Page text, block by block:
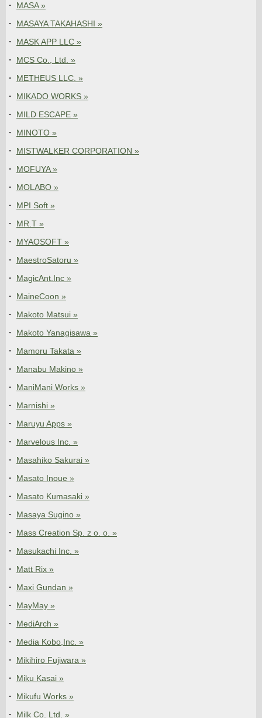
MASA »
MASAYA TAKAHASHI »
MASK APP LLC »
MCS Co., Ltd. »
METHEUS LLC. »
MIKADO WORKS »
MILD ESCAPE »
MINOTO »
MISTWALKER CORPORATION »
MOFUYA »
MOLABO »
MPI Soft »
MR.T »
MYAOSOFT »
MaestroSatoru »
MagicAnt.Inc »
MaineCoon »
Makoto Matsui »
Makoto Yanagisawa »
Mamoru Takata »
Manabu Makino »
ManiMani Works »
Marnishi »
Maruyu Apps »
Marvelous Inc. »
Masahiko Sakurai »
Masato Inoue »
Masato Kumasaki »
Masaya Sugino »
Mass Creation Sp. z o. o. »
Masukachi Inc. »
Matt Rix »
Maxi Gundan »
MayMay »
MediArch »
Media Kobo,Inc. »
Mikihiro Fujiwara »
Miku Kasai »
Mikufu Works »
Milk Co. Ltd. »